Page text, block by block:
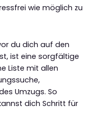
wie möglich zu
du dich auf den
ist eine sorgfältige
Liste mit allen
Umzugs. So
dich Schritt für